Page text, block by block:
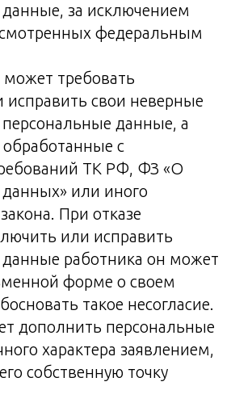
за исключением
федеральным
требовать
исправить свои неверные
данные, а
с
ТК РФ, ФЗ «О
или иного
При отказе
или исправить
работника он может
форме о своем
такое несогласие.
дополнить персональные
характера заявлением,
собственную точку